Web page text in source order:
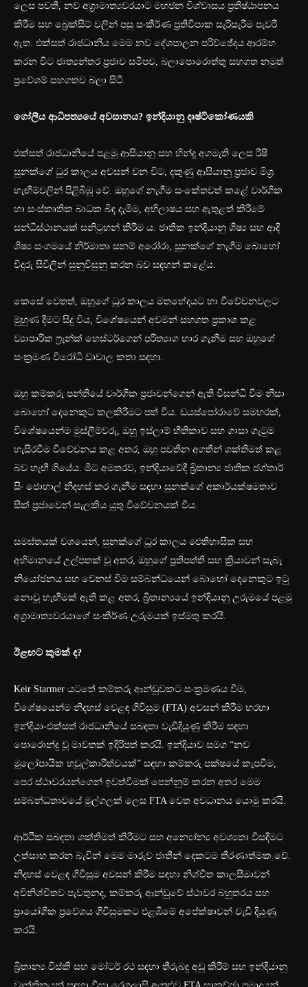
ලෙස පවතී, නව අග්‍රාමාත්‍යවරයාට මහජන විශ්වාසය ප්‍රතිෂ්ඨාපනය
කිරීම සහ බ්‍රෙක්සිට් වලින් පසු සංකීර්ණ ප්‍රතිවිපාක සැරිසැරීම පැවරී
ඇත. එක්සත් රාජධානිය මෙම නව දේශපාලන පරිච්ඡේදය ආරම්භ
කරන විට ජාත්‍යන්තර ප්‍රජාව සමීපව, බලාපොරොත්තු සහගත නමුත්
ප්‍රවේශම් සහගතව බලා සිටී.
ගෝලීය ආධිපත්‍යයේ අවසානය? ඉන්දියානු දෘෂ්ටිකෝණයකි
එක්සත් රාජධානියේ පළමු ආසියානු සහ හින්දු අගමැති ලෙස රිෂි
සුනක්ගේ ධුර කාලය අවසන් වන විට, දකුණු ආසියානු ප්‍රජාව මිශ්‍ර
හැඟීම්වලින් පිළිබිඹු වේ. ඔහුගේ නැගීම සංකේතවත් කළේ වාර්ගික
හා සංස්කෘතික බාධක බිඳ දැමීම, අභිලාෂය සහ ඇතුළත් කිරීමේ
සන්ධිස්ථානයක් සනිටුහන් කිරීම ය. ජාතික ඉන්දියානු ශිෂ්‍ය සහ ආදි
ශිෂ්‍ය සංගමයේ නිර්මාතෘ සනම් අරෝරා, සුනක්ගේ නැගීම බොහෝ
වීදුරු සිවිලින් සුනුවිසුනු කරන බව සඳහන් කළේය.
කෙසේ වෙතත්, ඔහුගේ ධූර කාලය මතභේදයට හා විවේචනවලට
මුහුණ දීමට සිදු විය, විශේෂයෙන් අවමන් සහගත ප්‍රකාශ කළ
ව්‍යාපාරික ෆ්‍රෑන්ක් හෙස්ටර්ගෙන් පරිත්‍යාග භාර ගැනීම සහ ඔහුගේ
සංක්‍රමණ විරෝධී වාචාල කතා සඳහා.
ඔහු කම්කරු පන්තියේ වාර්ගික ප්‍රජාවන්ගෙන් ඇති විසන්ධි වීම නිසා
බොහෝ දෙනෙකුට කලකිරීමට පත් විය. ඩයස්පෝරාවේ සමහරක්,
විශේෂයෙන්ම මුස්ලිම්වරු, ඔහු ඉස්ලාම් භීතිකාව සහ ගාසා ගැටුම
හැසිරවීම විවේචනය කළ අතර, ඔහු පවතින අගතීන් ශක්තිමත් කළ
බව හැඟී ගියේය. මීට අමතරව, ඉන්දියාවේදී බ්‍රිතාන්‍ය ජාතික ජග්තාර්
සිං ජොහාල් නිදහස් කර ගැනීම සඳහා සුනක්ගේ අකාර්යක්ෂමතාව
සීක් ප්‍රජාවෙන් සැලකිය යුතු විවේචනයක් විය.
සමස්තයක් වශයෙන්, සුනක්ගේ ධූර කාලය ඓතිහාසික සහ
අභිමානයේ උල්පතක් වූ අතර, ඔහුගේ ප්‍රතිපත්ති සහ ක්‍රියාවන් සැබෑ
නියෝජනය සහ වෙනස් වීම සම්බන්ධයෙන් බොහෝ දෙනෙකුට ඉටු
නොවූ හැඟීමක් ඇති කළ අතර, බ්‍රිතාන්‍යයේ ඉන්දියානු උරුමයේ පළමු
අග්‍රාමාත්‍යවරයාගේ සංකීර්ණ උරුමයක් ඉස්මතු කරයි.
ඊළඟට කුමක් ද?
Keir Starmer යටතේ කම්කරු ආන්ඩුවකට සංක්‍රමණය වීම,
විශේෂයෙන්ම නිදහස් වෙළඳ ගිවිසුම (FTA) අවසන් කිරීම හරහා
ඉන්දියා-එක්සත් රාජධානියේ සබඳතා වැඩිදියුණු කිරීම සඳහා
පොරොන්දු වූ මාවතක් ඉදිරිපත් කරයි. ඉන්දියාව සමග “නව
මූලෝපායික හවුල්කාරිත්වයක්” සඳහා කම්කරු පක්ෂයේ කැපවීම,
පෙර ස්ථාවරයන්ගෙන් ඉවත්වීමක් පෙන්නුම් කරන අතර මෙම
සම්බන්ධතාවයේ මුල්ගලක් ලෙස FTA වෙත අවධානය යොමු කරයි.
ආර්ථික සබඳතා ශක්තිමත් කිරීමට සහ අන්‍යෝන්‍ය අවශ්‍යතා විසඳීමට
උත්සාහ කරන බැවින් මෙම මාරුව ජාතීන් දෙකටම තීරණාත්මක වේ.
නිදහස් වෙළඳ ගිවිසුම අවසන් කිරීම සඳහා නිශ්චිත කාලසීමාවන්
අවිනිශ්චිතව පැවතුනද, කම්කරු ආන්ඩුවේ ස්ථාවර බහුතරය සහ
ප්‍රායෝගික ප්‍රවේශය ගිවිසුමකට එළඹීමේ අපේක්ෂාවන් වැඩි දියුණු
කරයි.
බ්‍රිතාන්‍ය විස්කි සහ මෝටර් රථ සඳහා තීරුබදු අඩු කිරීම් සහ ඉන්දියානු